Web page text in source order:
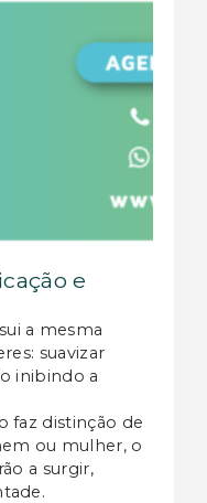
e
a mesma
suavizar
inibindo a
faz distinção de
ou mulher, o
a surgir,